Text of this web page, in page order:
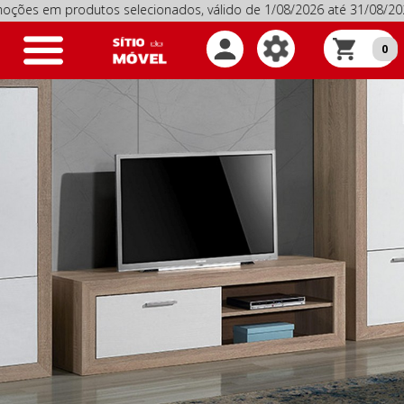
produtos selecionados, válido de 1/08/2026 até 31/08/2026
Toggle
navigation 0